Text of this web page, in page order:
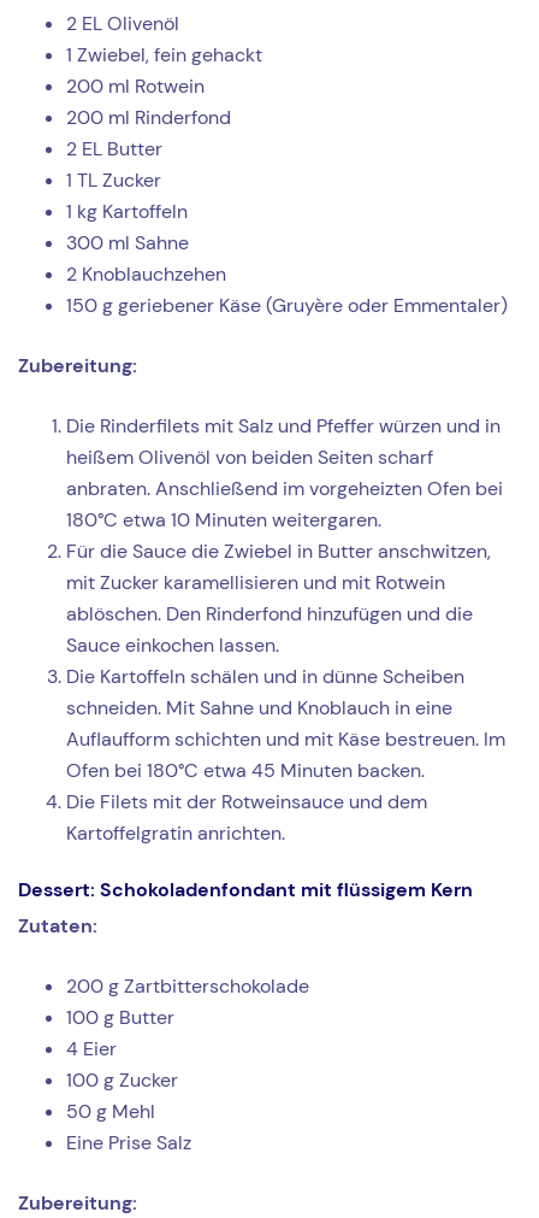
2 EL Olivenöl
1 Zwiebel, fein gehackt
200 ml Rotwein
200 ml Rinderfond
2 EL Butter
1 TL Zucker
1 kg Kartoffeln
300 ml Sahne
2 Knoblauchzehen
150 g geriebener Käse (Gruyère oder Emmentaler)
Zubereitung:
Die Rinderfilets mit Salz und Pfeffer würzen und in
heißem Olivenöl von beiden Seiten scharf
anbraten. Anschließend im vorgeheizten Ofen bei
180°C etwa 10 Minuten weitergaren.
Für die Sauce die Zwiebel in Butter anschwitzen,
mit Zucker karamellisieren und mit Rotwein
ablöschen. Den Rinderfond hinzufügen und die
Sauce einkochen lassen.
Die Kartoffeln schälen und in dünne Scheiben
schneiden. Mit Sahne und Knoblauch in eine
Auflaufform schichten und mit Käse bestreuen. Im
Ofen bei 180°C etwa 45 Minuten backen.
Die Filets mit der Rotweinsauce und dem
Kartoffelgratin anrichten.
Dessert: Schokoladenfondant mit flüssigem Kern
Zutaten:
200 g Zartbitterschokolade
100 g Butter
4 Eier
100 g Zucker
50 g Mehl
Eine Prise Salz
Zubereitung: